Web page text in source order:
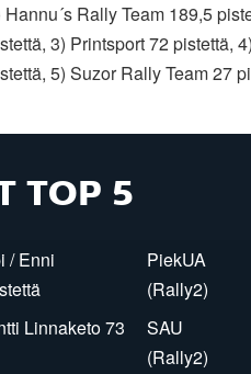
Hannu´s Rally Team 189,5
3) Printsport 72 pistettä,
5) Suzor Rally Team 27
TOP 5
/ Enni
PiekUA
(Rally2)
Linnaketo 73
SAU
(Rally2)